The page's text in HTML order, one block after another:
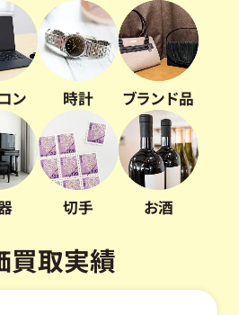
ン 時計 ブランド品
切手 お酒
買取実績